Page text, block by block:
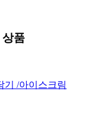
상품
기 /아이스크림